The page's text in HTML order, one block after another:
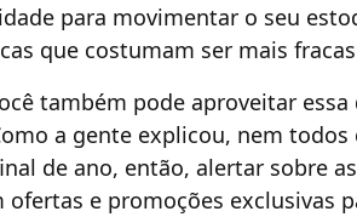
para movimentar o seu
que costumam ser mais
também pode aproveitar
a gente explicou, nem
de ano, então, alertar sobre
ofertas e promoções exclusivas